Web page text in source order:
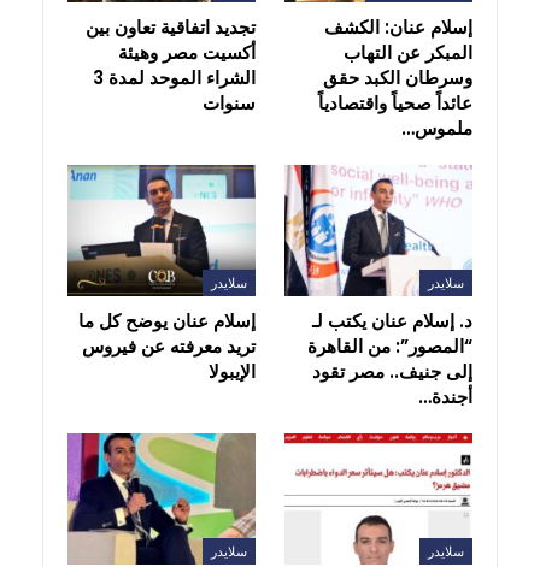
إسلام عنان: الكشف
المبكر عن التهاب
وسرطان الكبد حقق
عائداً صحياً واقتصادياً
ملموس…
تجديد اتفاقية تعاون بين
أكسيت مصر وهيئة
الشراء الموحد لمدة 3
سنوات
سلايدر
د. إسلام عنان يكتب لـ
“المصور”: من القاهرة
إلى جنيف.. مصر تقود
أجندة…
سلايدر
إسلام عنان يوضح كل ما
تريد معرفته عن فيروس
الإيبولا
سلايدر سلايدر